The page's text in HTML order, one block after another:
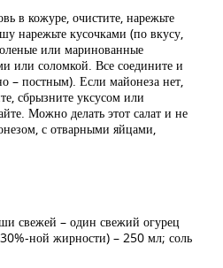
в кожуре, очистите, нарежьте
нарежьте кусочками (по вкусу,
или маринованные
или соломкой. Все соедините и
– постным). Если майонеза нет,
сбрызните уксусом или
Можно делать этот салат и не
с отварными яйцами,
свежей – один свежий огурец
ной жирности) – 250 мл; соль